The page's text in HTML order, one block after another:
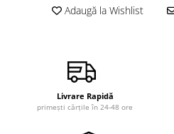
Relații de cuplu
Psihologie practică
Lumea îngerilor
Adaugă la Wishlist
Livrare Rapidă
primești cărțile în 24-48 ore